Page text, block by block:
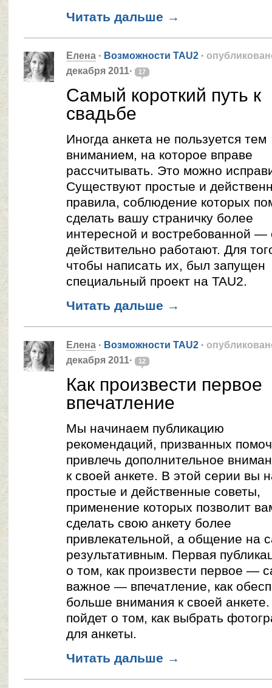
Читать дальше →
Елена · Возможности TAU2 ·
декабря 2011·
17
Самый короткий путь к
свадьбе
Иногда анкета не пользуется тем
вниманием, на которое вправе
рассчитывать. Это можно
Существуют простые и
правила, соблюдение которых
сделать вашу страничку более
интересной и востребованной —
действительно работают. Для
чтобы написать их, был запущен
специальный проект на TAU2.
Читать дальше →
Елена · Возможности TAU2 ·
декабря 2011·
12
Как произвести первое
впечатление
Мы начинаем публикацию
рекомендаций, призванных
привлечь дополнительное
к своей анкете. В этой серии вы
простые и действенные советы,
применение которых позволит
сделать свою анкету более
привлекательной, а общение на
результативным. Первая
о том, как произвести первое —
важное — впечатление, как
больше внимания к своей
пойдет о том, как выбрать
для анкеты.
Читать дальше →